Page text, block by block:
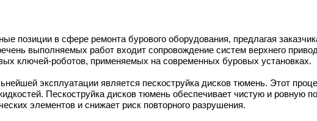
позиции в сфере ремонта бурового оборудования, предлагая
выполняемых работ входит сопровождение систем верхнего
ключей-роботов, применяемых на современных буровых установках.
эксплуатации является пескоструйка дисков тюмень. Этот
Пескоструйка дисков тюмень обеспечивает чистую и ровную
элементов и снижает риск повторного разрушения.